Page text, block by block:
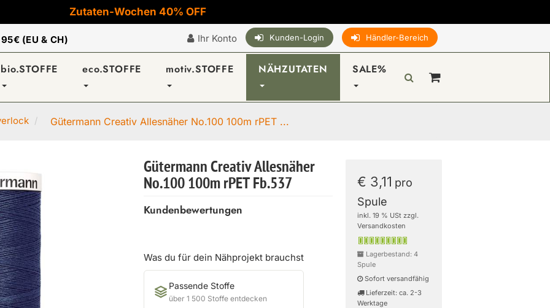
Zutaten-Wochen 40% OFF
95€ (EU & CH) Ihr Konto Kunden-Login Händler-Bereich
bio.STOFFE eco.STOFFE motiv.STOFFE NÄHZUTATEN SALE%
Gütermann Creativ Allesnäher No.100 100m rPET ...
Gütermann Creativ Allesnäher
No.100 100m rPET Fb.537
Kundenbewertungen
Was du für dein Nähprojekt brauchst
Passende Stoffe
über 1 500 Stoffe entdecken
€ 3,11 pro
Spule
inkl. 19 % USt zzgl.
Versandkosten
Lagerbestand: 4
Spule
Sofort versandfähig
Lieferzeit: ca. 2-3
Werktage